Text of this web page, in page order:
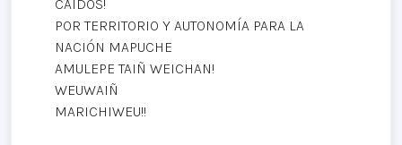
CAÍDOS!
POR TERRITORIO Y AUTONOMÍA PARA LA
NACIÓN MAPUCHE
AMULEPE TAIÑ WEICHAN!
WEUWAIÑ
MARICHIWEU!!